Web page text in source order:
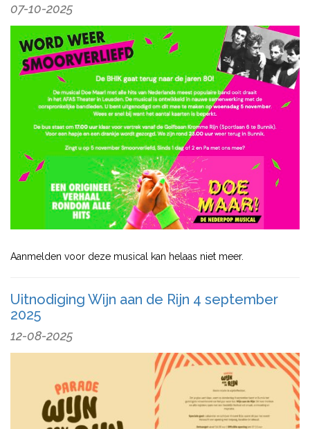
07-10-2025
Aanmelden voor deze musical kan helaas niet meer.
Uitnodiging Wijn aan de Rijn 4 september
2025
12-08-2025